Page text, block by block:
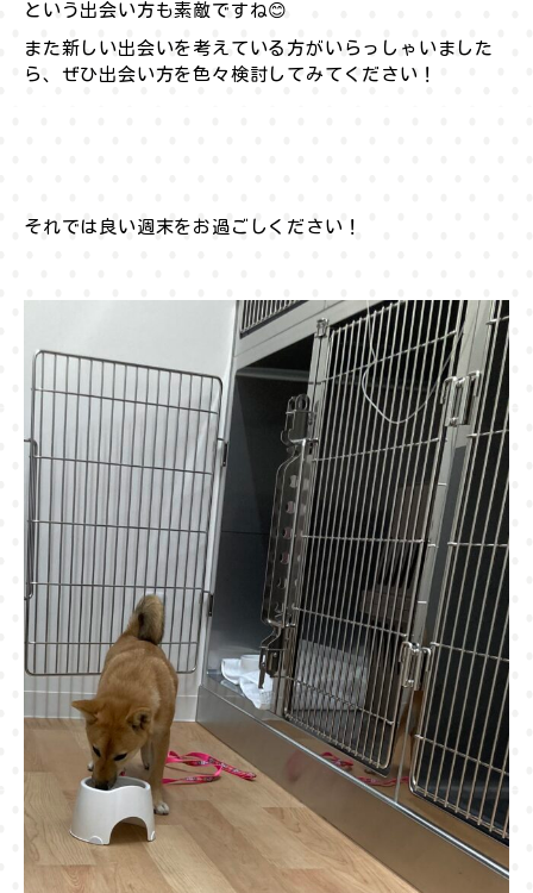
という出会い方も素敵ですね😊
また新しい出会いを考えている方がいらっしゃいました
ら、ぜひ出会い方を色々検討してみてください！
それでは良い週末をお過ごしください！